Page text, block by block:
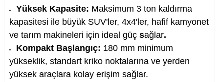
Yüksek Kapasite: Maksimum3 ton kaldırma
kapasitesi ile büyük SUV'ler, 4x4'ler, hafif kamyonet
ve tarım makineleri için ideal güç sağlar.
Kompakt Başlangıç: 180 mm minimum
yükseklik, standart kriko noktalarına ve yerden
yüksek araçlara kolay erişim sağlar.